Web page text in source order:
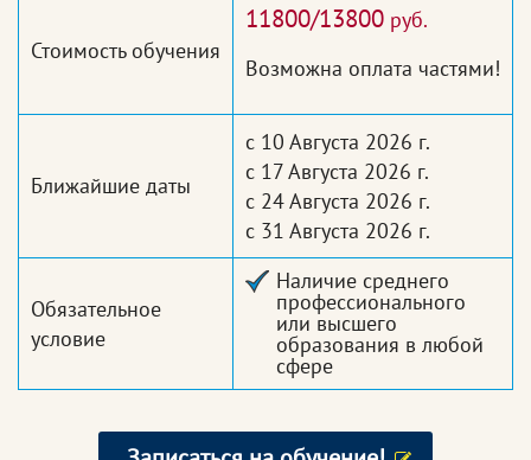
Стоимость обучения
11800/13800 руб.
Возможна оплата частями!
Ближайшие даты
с 10 Августа 2026 г.
с 17 Августа 2026 г.
с 24 Августа 2026 г.
с 31 Августа 2026 г.
Обязательное
условие
Наличие среднего
профессионального
или высшего
образования в любой
сфере